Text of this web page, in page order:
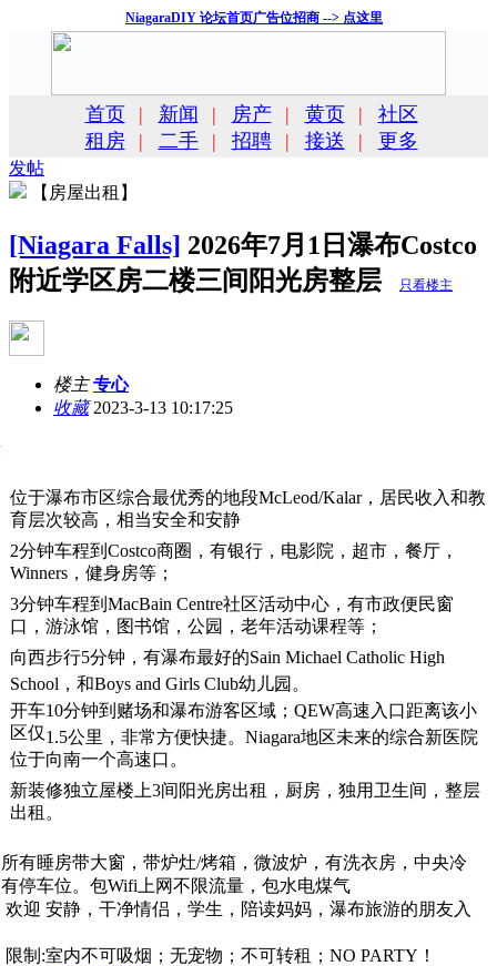
NiagaraDIY 论坛首页广告位招商 --> 点这里
首页 | 新闻 | 房产 | 黄页 |
社区
租房
| 二手 | 招聘 | 接送 | 更多
发帖
【房屋出租】
[Niagara Falls] 2026年7月1日瀑布Costco
附近学区房二楼三间阳光房整层
只看楼主
楼主 专心
收藏2023-3-13 10:17:25
位于瀑布市区综合最优秀的地段McLeod/Kalar，居民收入和教
育层次较高，相当安全和安静
2分钟车程到Costco商圈，有银行，电影院，超市，餐厅，
Winners，健身房等；
3分钟车程到MacBain Centre社区活动中心，有市政便民窗
口，游泳馆，图书馆，公园，老年活动课程等；
向西步行5分钟，有瀑布最好的Sain Michael Catholic High
School，和Boys and Girls Club幼儿园。
开车10分钟到赌场和瀑布游客区域；QEW高速入口距离该小
区仅1.5公里，非常方便快捷。 Niagara地区未来的综合新医院
位于向南一个高速口。
新装修独立屋楼上3间阳光房出租，厨房，独用卫生间，整层
出租。
睡房带大窗， 带炉灶/烤箱，微波炉，有洗衣房，中央冷
停车位。 包Wifi上网不限流量，包水电煤气
安静，干净情侣，学生，陪读妈妈，瀑布旅游的朋友入
室内不可吸烟；无宠物；不可转租；NO PARTY！